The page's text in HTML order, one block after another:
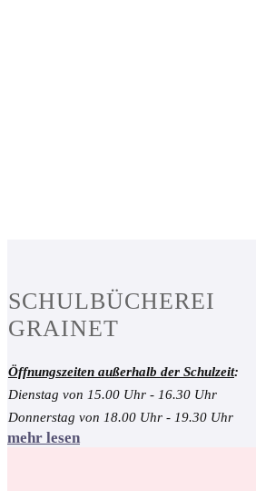
SCHULBÜCHEREI
GRAINET
Öffnungszeiten außerhalb der Schulzeit:
Dienstag von 15.00 Uhr - 16.30 Uhr
Donnerstag von 18.00 Uhr - 19.30 Uhr
mehr lesen